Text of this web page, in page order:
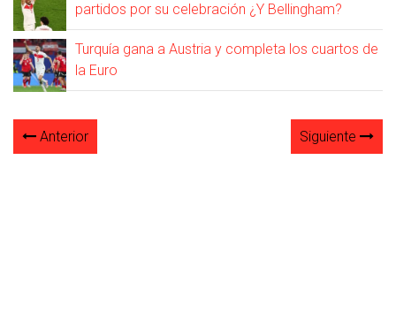
partidos por su celebración ¿Y Bellingham?
Turquía gana a Austria y completa los cuartos de
la Euro
Anterior Siguiente